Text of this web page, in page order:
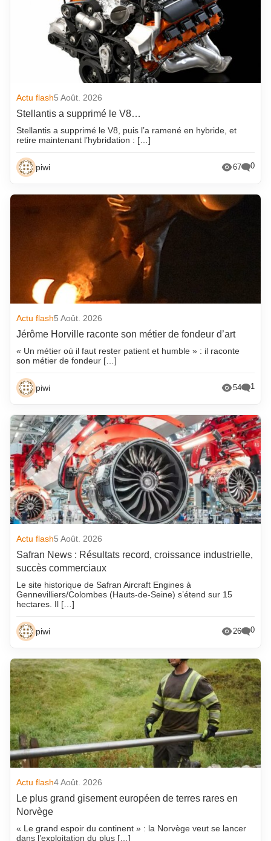
Actu flash5 Août. 2026
Stellantis a supprimé le V8…
Stellantis a supprimé le V8, puis l’a ramené en hybride, et
retire maintenant l’hybridation : […]
piwi 67 0
Actu flash5 Août. 2026
Jérôme Horville raconte son métier de fondeur d’art
« Un métier où il faut rester patient et humble » : il raconte
son métier de fondeur […]
piwi 54 1
Actu flash5 Août. 2026
Safran News : Résultats record, croissance industrielle,
succès commerciaux
Le site historique de Safran Aircraft Engines à
Gennevilliers/Colombes (Hauts-de-Seine) s’étend sur 15
hectares. Il […]
piwi 26 0
Actu flash4 Août. 2026
Le plus grand gisement européen de terres rares en
Norvège
« Le grand espoir du continent » : la Norvège veut se lancer
dans l’exploitation du plus […]